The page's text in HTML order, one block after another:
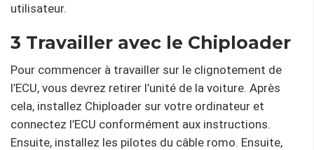
utilisateur.
3 Travailler avec le Chiploader
Pour commencer à travailler sur le clignotement de
l’ECU, vous devrez retirer l’unité de la voiture. Après
cela, installez Chiploader sur votre ordinateur et
connectez l’ECU conformément aux instructions.
Ensuite, installez les pilotes du câble romo. Ensuite,